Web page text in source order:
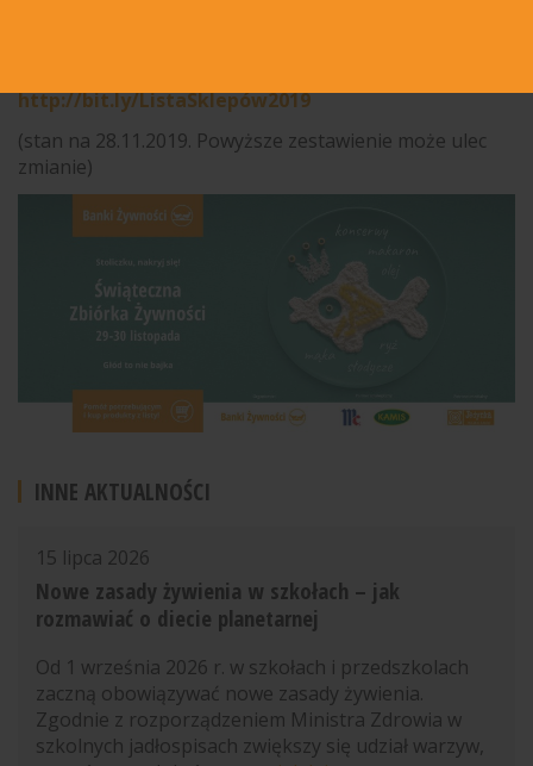
http://bit.ly/ListaSklepów2019
(stan na 28.11.2019. Powyższe zestawienie może ulec
zmianie)
INNE AKTUALNOŚCI
15 lipca 2026
Nowe zasady żywienia w szkołach – jak
rozmawiać o diecie planetarnej
Od 1 września 2026 r. w szkołach i przedszkolach
zaczną obowiązywać nowe zasady żywienia.
Zgodnie z rozporządzeniem Ministra Zdrowia w
szkolnych jadłospisach zwiększy się udział warzyw,